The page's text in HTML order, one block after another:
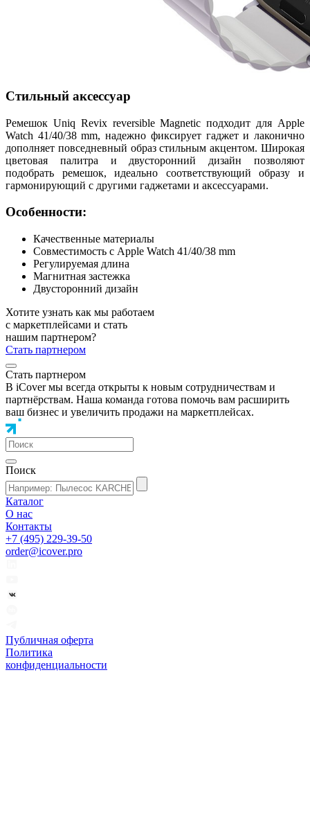
Стильный аксессуар
Ремешок Uniq Revix reversible Magnetic подходит для Apple
Watch 41/40/38 mm, надежно фиксирует гаджет и лаконично
дополняет повседневный образ стильным акцентом. Широкая
цветовая палитра и двусторонний дизайн позволяют
подобрать ремешок, идеально соответствующий образу и
гармонирующий с другими гаджетами и аксессуарами.
Особенности:
Качественные материалы
Совместимость с Apple Watch 41/40/38 mm
Регулируемая длина
Магнитная застежка
Двусторонний дизайн
Хотите узнать как мы работаем
с маркетплейсами и стать
нашим партнером?
Стать партнером
Стать партнером
В iCover мы всегда открыты к новым сотрудничествам и
партнёрствам. Наша команда готова помочь вам расширить
ваш бизнес и увеличить продажи на маркетплейсах.
Поиск
Каталог
О нас
Контакты
+7 (495) 229-39-50
order@icover.pro
Публичная оферта
Политика
конфиденциальности